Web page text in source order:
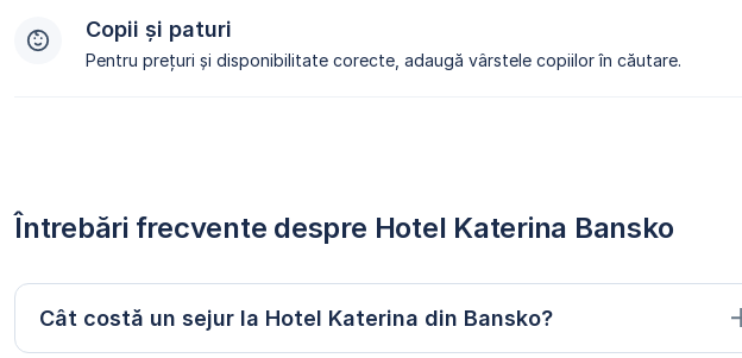
Copii și paturi
Pentru prețuri și disponibilitate corecte, adaugă vârstele copiilor în căutare.
Întrebări frecvente despre Hotel Katerina Bansko
Cât costă un sejur la Hotel Katerina din Bansko?